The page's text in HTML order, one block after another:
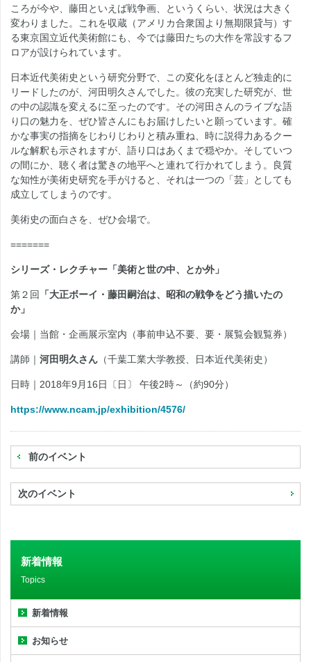
ころが今や、藤田といえば戦争画、というくらい、状況は大きく
変わりました。これを収蔵（アメリカ合衆国より無期限貸与）す
る東京国立近代美術館にも、今では藤田たちの大作を常設するフ
ロアが設けられています。
日本近代美術史という研究分野で、この変化をほとんど独走的に
リードしたのが、河田明久さんでした。彼の充実した研究が、世
の中の認識を変えるに至ったのです。その河田さんのライブな語
り口の魅力を、ぜひ皆さんにもお届けしたいと願っています。確
かな事実の指摘をじわりじわりと積み重ね、時に説得力あるクー
ルな解釈も示されますが、語り口はあくまで穏やか。そしていつ
の間にか、聴く者は驚きの地平へと連れて行かれてしまう。良質
な知性が美術史研究を手がけると、それは一つの「芸」としても
成立してしまうのです。
美術史の面白さを、ぜひ会場で。
=======
シリーズ・レクチャー「美術と世の中、とか外」
第２回
「大正ボーイ・藤田嗣治は、昭和の戦争をどう描いたの
か」
会場｜当館・企画展示室内（事前申込不要、要・展覧会観覧券）
講師｜ 河田明久さん （千葉工業大学教授、日本近代美術史）
日時｜2018年9月16日〔日〕 午後2時～（約90分）
https://www.ncam.jp/exhibition/4576/
前のイベント
次のイベント
新着情報
Topics
新着情報
お知らせ